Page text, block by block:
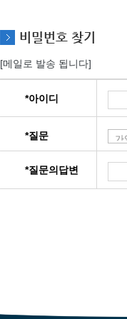
비밀번호 찾기
[메일로 발송 됩니다]
*아이디
*질문
*질문의답변